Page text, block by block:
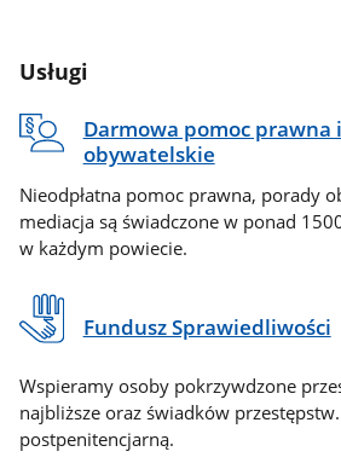
Usługi
Darmowa pomoc prawna
obywatelskie
Nieodpłatna pomoc prawna, porady
mediacja są świadczone w ponad
w każdym powiecie.
Fundusz Sprawiedliwości
Wspieramy osoby pokrzywdzone
najbliższe oraz świadków
postpenitencjarną.